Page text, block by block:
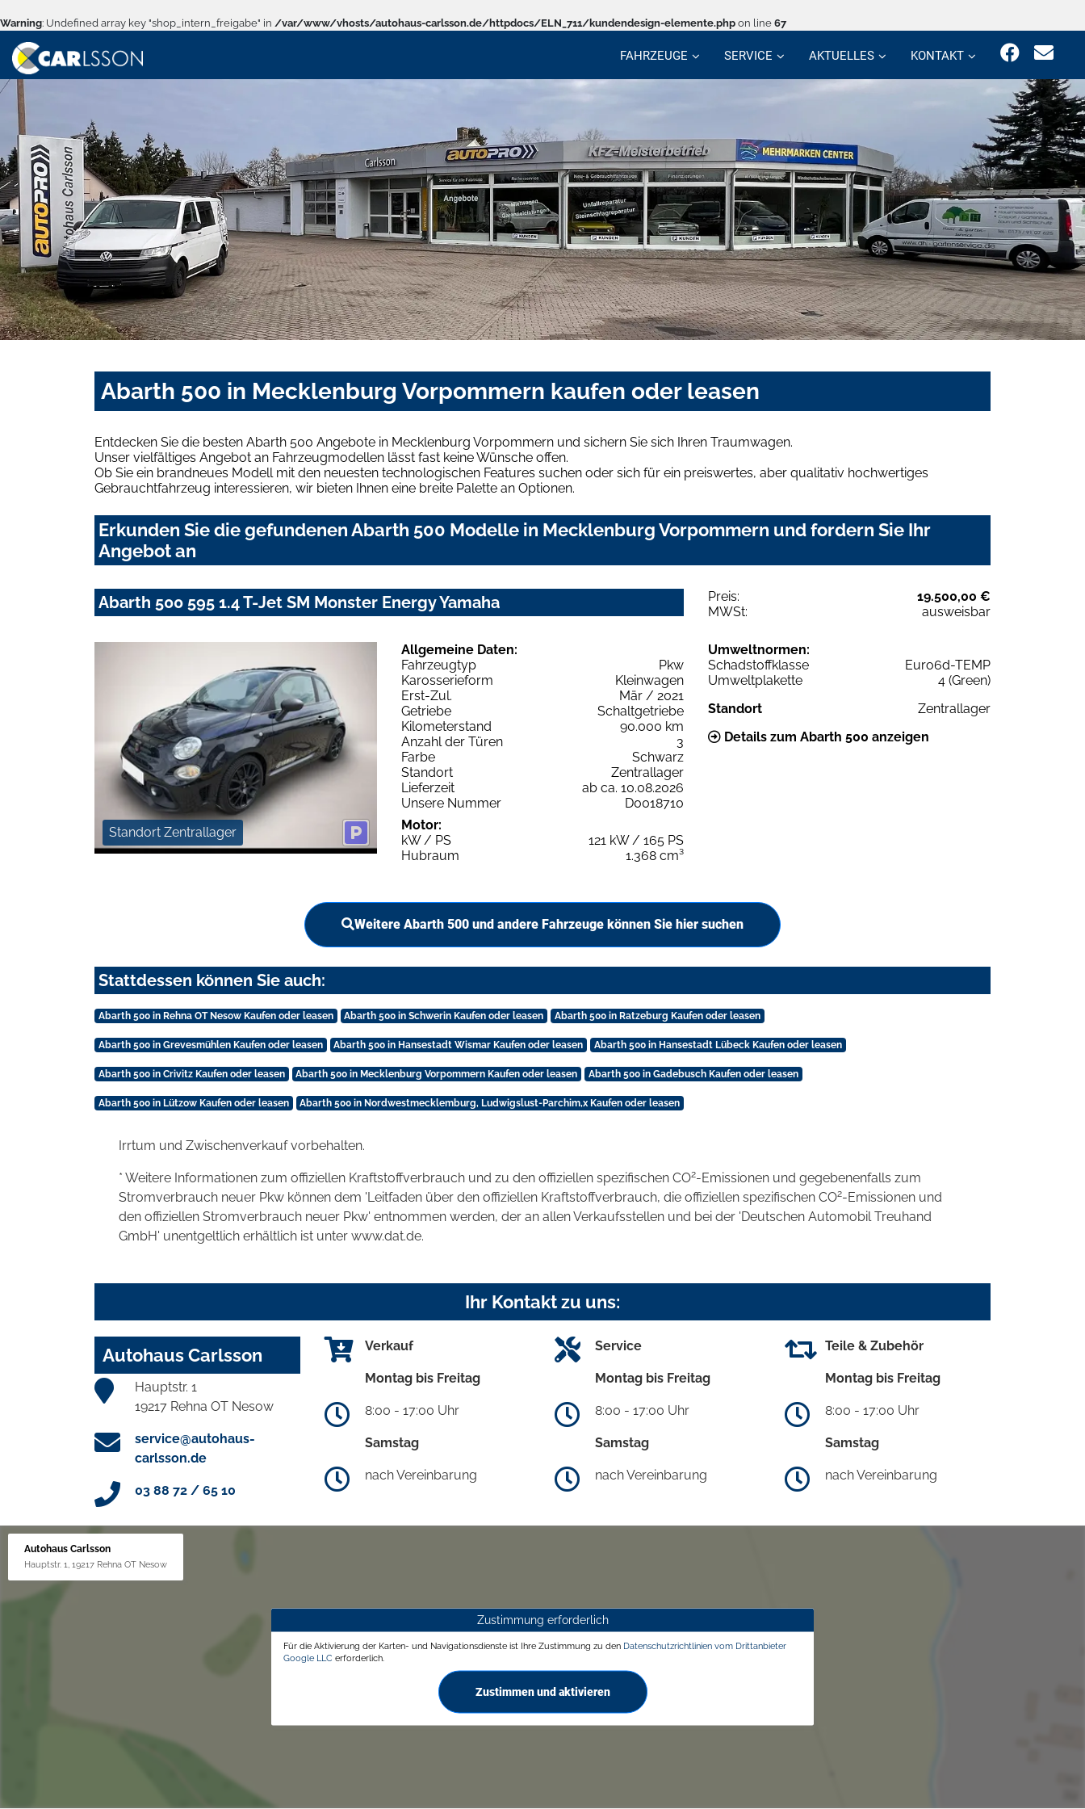
Warning: Undefined array key "shop_intern_freigabe" in /var/www/vhosts/autohaus-carlsson.de/httpdocs/ELN_711/kundendesign-elemente.php on line 67
FAHRZEUGE SERVICE AKTUELLES KONTAKT
Abarth 500 in Mecklenburg Vorpommern kaufen oder leasen
Entdecken Sie die besten Abarth 500 Angebote in Mecklenburg Vorpommern und sichern Sie sich Ihren Traumwagen.
Unser vielfältiges Angebot an Fahrzeugmodellen lässt fast keine Wünsche offen.
Ob Sie ein brandneues Modell mit den neuesten technologischen Features suchen oder sich für ein preiswertes, aber qualitativ hochwertiges
Gebrauchtfahrzeug interessieren, wir bieten Ihnen eine breite Palette an Optionen.
Erkunden Sie die gefundenen Abarth 500 Modelle in Mecklenburg Vorpommern und fordern Sie Ihr
Angebot an
Abarth 500 595 1.4 T-Jet SM Monster Energy Yamaha Preis:
19.500,00 €
MWSt:
ausweisbar
Standort Zentrallager
Allgemeine Daten:
Fahrzeugtyp
Pkw
Karosserieform
Kleinwagen
Erst-Zul.
Mär / 2021
Getriebe
Schaltgetriebe
Kilometerstand
90.000 km
Anzahl der Türen
3
Farbe
Schwarz
Standort
Zentrallager
Lieferzeit
ab ca. 10.08.2026
Unsere Nummer
D0018710
Motor:
kW / PS
121 kW / 165 PS
Hubraum
1.368 cm³
Umweltnormen:
Schadstoffklasse
Euro6d-TEMP
Umweltplakette
4 (Green)
Standort
Zentrallager
Details zum Abarth 500 anzeigen
Weitere Abarth 500 und andere Fahrzeuge können Sie hier suchen
Stattdessen können Sie auch:
Abarth 500 in Rehna OT Nesow Kaufen oder leasen Abarth 500 in Schwerin Kaufen oder leasen Abarth 500 in Ratzeburg Kaufen oder leasen
Abarth 500 in Grevesmühlen Kaufen oder leasen Abarth 500 in Hansestadt Wismar Kaufen oder leasen Abarth 500 in Hansestadt Lübeck Kaufen oder leasen
Abarth 500 in Crivitz Kaufen oder leasen Abarth 500 in Mecklenburg Vorpommern Kaufen oder leasen Abarth 500 in Gadebusch Kaufen oder leasen
Abarth 500 in Lützow Kaufen oder leasen Abarth 500 in Nordwestmecklemburg, Ludwigslust-Parchim,x Kaufen oder leasen
Irrtum und Zwischenverkauf vorbehalten.
* Weitere Informationen zum offiziellen Kraftstoffverbrauch und zu den offiziellen spezifischen CO2-Emissionen und gegebenenfalls zum
Stromverbrauch neuer Pkw können dem 'Leitfaden über den offiziellen Kraftstoffverbrauch, die offiziellen spezifischen CO2-Emissionen und
den offiziellen Stromverbrauch neuer Pkw' entnommen werden, der an allen Verkaufsstellen und bei der 'Deutschen Automobil Treuhand
GmbH' unentgeltlich erhältlich ist unter www.dat.de.
Ihr Kontakt zu uns:
Autohaus Carlsson
Hauptstr. 1
19217 Rehna OT Nesow
service@autohaus-
carlsson.de
03 88 72 / 65 10
Verkauf
Montag bis Freitag
8:00 - 17:00 Uhr
Samstag
nach Vereinbarung
Service
Montag bis Freitag
8:00 - 17:00 Uhr
Samstag
nach Vereinbarung
Teile & Zubehör
Montag bis Freitag
8:00 - 17:00 Uhr
Samstag
nach Vereinbarung
Autohaus Carlsson
Hauptstr. 1, 19217 Rehna OT Nesow
Zustimmung erforderlich
Für die Aktivierung der Karten- und Navigationsdienste ist Ihre Zustimmung zu den Datenschutzrichtlinien vom Drittanbieter
Google LLC erforderlich.
Zustimmen und aktivieren